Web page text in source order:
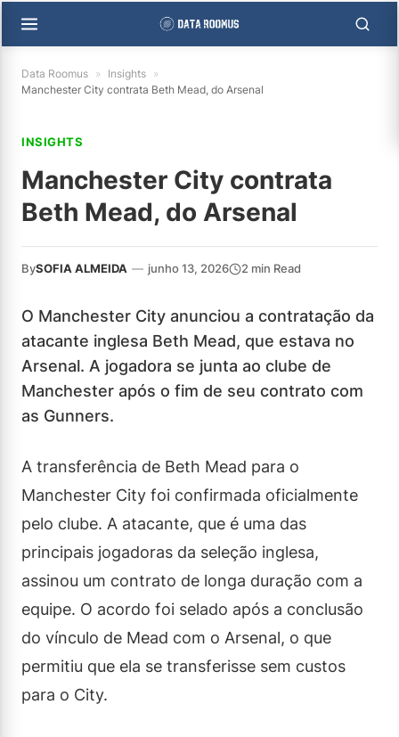
Data Roomus » Insights »
Manchester City contrata Beth Mead, do Arsenal
INSIGHTS
Manchester City contrata
Beth Mead, do Arsenal
BySOFIA ALMEIDA — junho 13, 2026 2 min Read
O Manchester City anunciou a contratação da
atacante inglesa Beth Mead, que estava no
Arsenal. A jogadora se junta ao clube de
Manchester após o fim de seu contrato com
as Gunners.
A transferência de Beth Mead para o
Manchester City foi confirmada oficialmente
pelo clube. A atacante, que é uma das
principais jogadoras da seleção inglesa,
assinou um contrato de longa duração com a
equipe. O acordo foi selado após a conclusão
do vínculo de Mead com o Arsenal, o que
permitiu que ela se transferisse sem custos
para o City.